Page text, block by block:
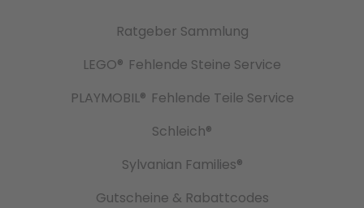
Ratgeber Sammlung
LEGO® Fehlende Steine Service
PLAYMOBIL® Fehlende Teile Service
Schleich®
Sylvanian Families®
Gutscheine & Rabattcodes